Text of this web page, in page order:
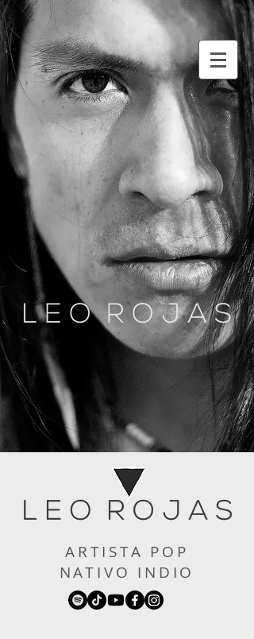
ARTISTA POP
NATIVO INDIO